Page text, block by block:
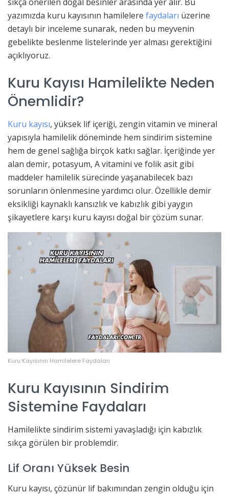
yazımızda kuru kayısının hamilelere faydaları üzerine
detaylı bir inceleme sunarak, neden bu meyvenin
gebelikte beslenme listelerinde yer alması gerektiğini
açıklıyoruz.
Kuru Kayısı Hamilelikte Neden
Önemlidir?
Kuru kayısı, yüksek lif içeriği, zengin vitamin ve mineral
yapısıyla hamilelik döneminde hem sindirim sistemine
hem de genel sağlığa birçok katkı sağlar. İçeriğinde yer
alan demir, potasyum, A vitamini ve folik asit gibi
maddeler hamilelik sürecinde yaşanabilecek bazı
sorunların önlenmesine yardımcı olur. Özellikle demir
eksikliği kaynaklı kansızlık ve kabızlık gibi yaygın
şikayetlere karşı kuru kayısı doğal bir çözüm sunar.
Kuru Kayısının Hamilelere Faydaları
Kuru Kayısının Sindirim
Sistemine Faydaları
Hamilelikte sindirim sistemi yavaşladığı için kabızlık
sıkça görülen bir problemdir.
Lif Oranı Yüksek Besin
Kuru kayısı, çözünür lif bakımından zengin olduğu için